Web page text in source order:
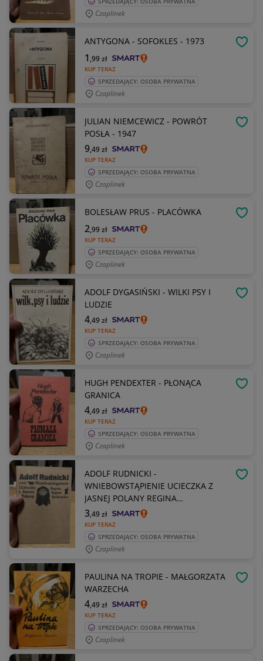
Czaplinek
ANTYGONA - SOFOKLES - 1973
KUP TERAZ
1 ,99zł
SPRZEDAJĄCY: OSOBA PRYWATNA
Czaplinek
JULIAN NIEMCEWICZ - POWRÓT
POSŁA - 1947
KUP TERAZ
9,49zł
SPRZEDAJĄCY: OSOBA PRYWATNA
Czaplinek
BOLESŁAW PRUS - PLACÓWKA
KUP TERAZ
2,99zł
SPRZEDAJĄCY: OSOBA PRYWATNA
Czaplinek
ADOLF DYGASIŃSKI - WILKI PSY I
LUDZIE
KUP TERAZ
4,49zł
SPRZEDAJĄCY: OSOBA PRYWATNA
Czaplinek
HUGH PENDEXTER - PŁONĄCA
GRANICA
KUP TERAZ
4,49zł
SPRZEDAJĄCY: OSOBA PRYWATNA
Czaplinek
ADOLF RUDNICKI -
WNIEBOWSTĄPIENIE UCIECZKA Z
JASNEJ POLANY REGINA
BORKOWSKA
KUP TERAZ
3,49zł
SPRZEDAJĄCY: OSOBA PRYWATNA
Czaplinek
PAULINA NA TROPIE - MAŁGORZATA
WARZECHA
KUP TERAZ
4,49zł
SPRZEDAJĄCY: OSOBA PRYWATNA
Czaplinek